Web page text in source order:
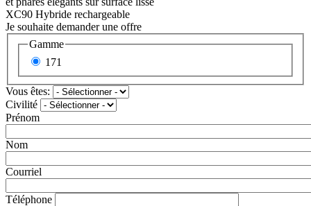
XC90 Hybride rechargeable
Je souhaite demander une offre
Gamme
171
Vous êtes:
Civilité
Prénom
Nom
Courriel
Téléphone